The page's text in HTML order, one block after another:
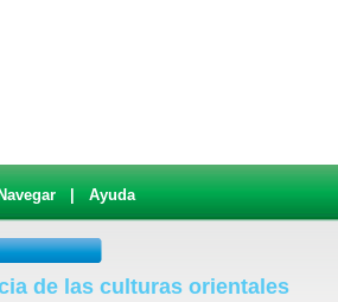
Navegar Ayuda
de las culturas orientales